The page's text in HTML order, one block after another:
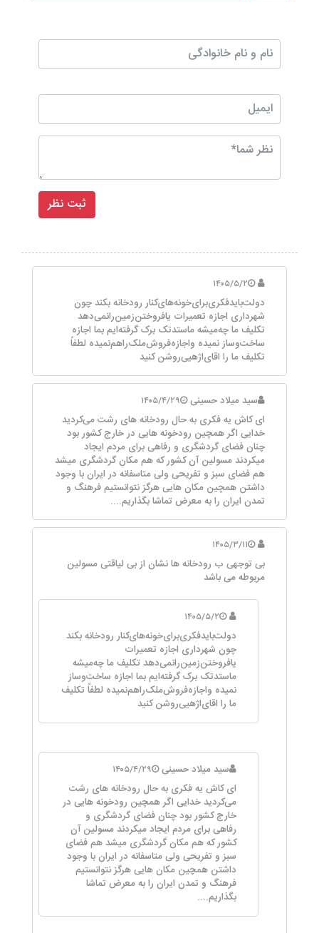
۱۴۰۵/۵/۲
دولت‌باید‌فکری‌برای‌خونه‌های‌کنار رودخانه بکند چون
شهرداری اجازه تعمیرات یافروختن‌زمین‌را‌نمی‌دهد
تکلیف ما چه‌میشه‌ ماستد‌تک برک گرفته‌ایم بما اجازه
ساخت‌وساز نمیده واجازه‌فروش‌ملک‌راهم‌نمیده لطفاً
تکلیف ما را اقای‌اژهیی‌روشن کنید‌
سید میلاد حسینی ۱۴۰۵/۴/۲۹
ای کاش یه فکری به حال رودخانه های رشت می‌کردید
خدایی اگر همچین رودخونه هایی در خارج کشور بود
چنان فضای گردشگری و رفاهی برای مردم ایجاد
میکردند مسولین آن کشور که هم مکان گردشگری میشد
هم فضای سبز و تفریحی ولی متاسفانه در ایران با وجود
داشتن همچین مکان هایی هرگز نتوانستیم فرهنگ و
تمدن ایران را به معرض تماشا بگذاریم....
۱۴۰۵/۳/۱۱
بی توجهی ب رودخانه ها نشان از بی لیاقتی مسولین
مربوطه می باشد
۱۴۰۵/۵/۲
دولت‌باید‌فکری‌برای‌خونه‌های‌کنار رودخانه بکند
چون شهرداری اجازه تعمیرات
یافروختن‌زمین‌را‌نمی‌دهد تکلیف ما چه‌میشه‌
ماستد‌تک برک گرفته‌ایم بما اجازه ساخت‌وساز
نمیده واجازه‌فروش‌ملک‌راهم‌نمیده لطفاً تکلیف
ما را اقای‌اژهیی‌روشن کنید‌
سید میلاد حسینی ۱۴۰۵/۴/۲۹
ای کاش یه فکری به حال رودخانه های رشت
می‌کردید خدایی اگر همچین رودخونه هایی در
خارج کشور بود چنان فضای گردشگری و
رفاهی برای مردم ایجاد میکردند مسولین آن
کشور که هم مکان گردشگری میشد هم فضای
سبز و تفریحی ولی متاسفانه در ایران با وجود
داشتن همچین مکان هایی هرگز نتوانستیم
فرهنگ و تمدن ایران را به معرض تماشا
بگذاریم....